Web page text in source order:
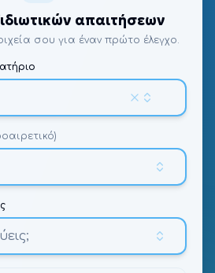
απαιτήσεων
σου για έναν πρώτο έλεγχο.